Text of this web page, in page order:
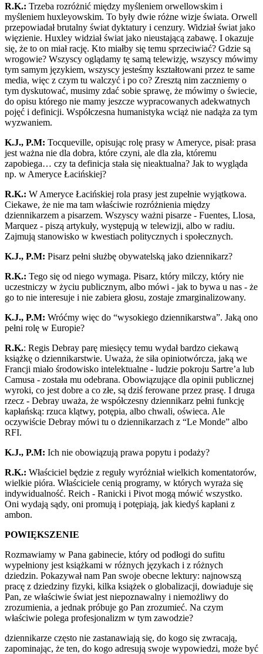
R.K.: Trzeba rozróżnić między myśleniem orwellowskim i
myśleniem huxleyowskim. To były dwie różne wizje świata. Orwell
przepowiadał brutalny świat dyktatury i cenzury. Widział świat jako
więzienie. Huxley widział świat jako nieustającą zabawę. I okazuje
się, że to on miał rację. Kto miałby się temu sprzeciwiać? Gdzie są
wrogowie? Wszyscy oglądamy tę samą telewizję, wszyscy mówimy
tym samym językiem, wszyscy jesteśmy kształtowani przez te same
media, więc z czym tu walczyć i po co? Zresztą nim zaczniemy o
tym dyskutować, musimy zdać sobie sprawę, że mówimy o świecie,
do opisu którego nie mamy jeszcze wypracowanych adekwatnych
pojęć i definicji. Współczesna humanistyka wciąż nie nadąża za tym
wyzwaniem.
K.J., P.M: Tocqueville, opisując rolę prasy w Ameryce, pisał: prasa
jest ważna nie dla dobra, które czyni, ale dla zła, któremu
zapobiega… czy ta definicja stała się nieaktualna? Jak to wygląda
np. w Ameryce Łacińskiej?
R.K.: W Ameryce Łacińskiej rola prasy jest zupełnie wyjątkowa.
Ciekawe, że nie ma tam właściwie rozróżnienia między
dziennikarzem a pisarzem. Wszyscy ważni pisarze - Fuentes, Llosa,
Marquez - piszą artykuły, występują w telewizji, albo w radiu.
Zajmują stanowisko w kwestiach politycznych i społecznych.
K.J., P.M: Pisarz pełni służbę obywatelską jako dziennikarz?
R.K.: Tego się od niego wymaga. Pisarz, który milczy, który nie
uczestniczy w życiu publicznym, albo mówi - jak to bywa u nas - że
go to nie interesuje i nie zabiera głosu, zostaje zmarginalizowany.
K.J., P.M: Wróćmy więc do “wysokiego dziennikarstwa”. Jaką ono
pełni rolę w Europie?
R.K.: Regis Debray parę miesięcy temu wydał bardzo ciekawą
książkę o dziennikarstwie. Uważa, że siła opiniotwórcza, jaką we
Francji miało środowisko intelektualne - ludzie pokroju Sartre’a lub
Camusa - została mu odebrana. Obowiązujące dla opinii publicznej
wyroki, co jest dobre a co złe, są dziś ferowane przez prasę. I druga
rzecz - Debray uważa, że współczesny dziennikarz pełni funkcję
kapłańską: rzuca klątwy, potępia, albo chwali, oświeca. Ale
oczywiście Debray mówi tu o dziennikarzach z “Le Monde” albo
RFI.
K.J., P.M: Ich nie obowiązują prawa popytu i podaży?
R.K.: Właściciel będzie z reguły wyróżniał wielkich komentatorów,
wielkie pióra. Właściciele cenią programy, w których wyraża się
indywidualność. Reich - Ranicki i Pivot mogą mówić wszystko.
Oni wydają sądy, oni promują i potępiają, jak kiedyś kapłani z
ambon.
POWIĘKSZENIE
Rozmawiamy w Pana gabinecie, który od podłogi do sufitu
wypełniony jest książkami w różnych językach i z różnych
dziedzin. Pokazywał nam Pan swoje obecne lektury: najnowszą
pracę z dziedziny fizyki, kilka książek o globalizacji, dowiaduje się
Pan, ze właściwie świat jest niepoznawalny i niemożliwy do
zrozumienia, a jednak próbuje go Pan zrozumieć. Na czym
właściwie polega profesjonalizm w tym zawodzie?
dziennikarze często nie zastanawiają się, do kogo się zwracają,
zapominając, że ten, do kogo adresują swoje wypowiedzi, może być